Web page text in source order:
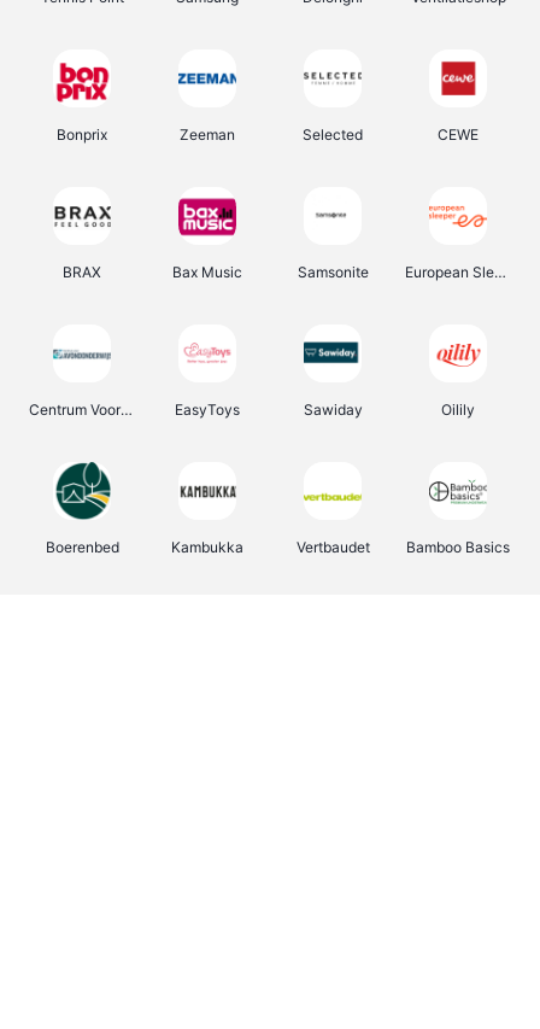
Bonprix Zeeman Selected CEWE
BRAX Bax Music Samsonite European Sleeper
Centrum Voor Avondonderwijs EasyToys Sawiday Oilily
Boerenbed Kambukka Vertbaudet Bamboo Basics